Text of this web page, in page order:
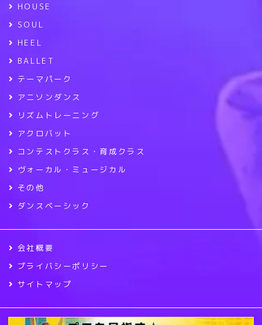
HOUSE
SOUL
HEEL
BALLET
テーマパーク
アニソンダンス
リズムトレーニング
アクロバット
コンテストクラス・育成クラス
ヴォーカル・ミュージカル
その他
ダンスベーシック
会社概要
プライバシーポリシー
サイトマップ